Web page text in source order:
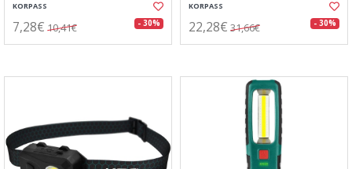
KORPASS
7,28€ 10,41€ - 30%
KORPASS
22,28€ 31,66€ - 30%